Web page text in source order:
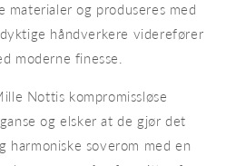
og produseres med
håndverkere viderefører
moderne finesse.
Nottis kompromissløse
og elsker at de gjør det
harmoniske soverom med en